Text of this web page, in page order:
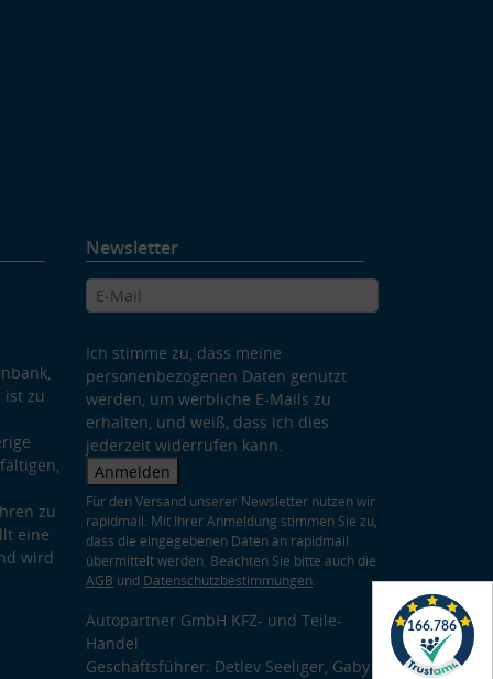
ist zu
zu
eine
wird
Newsletter
Ich stimme zu, dass meine
personenbezogenen Daten genutzt
werden, um werbliche E-Mails zu
erhalten, und weiß, dass ich dies
jederzeit widerrufen kann.
Anmelden
Für den Versand unserer Newsletter nutzen wir
rapidmail. Mit Ihrer Anmeldung stimmen Sie zu,
dass die eingegebenen Daten an rapidmail
übermittelt werden. Beachten Sie bitte auch die
AGB und Datenschutzbestimmungen.
Autopartner GmbH KFZ- und Teile-
Handel
Geschäftsführer: Detlev Seeliger, Gaby